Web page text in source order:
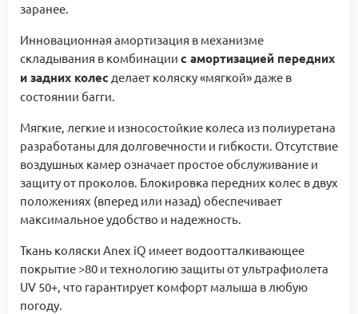
заранее.
Инновационная амортизация в механизме
складывания в комбинации с амортизацией передних
и задних колес делает коляску «мягкой» даже в
состоянии багги.
Мягкие, легкие и износостойкие колеса из полиуретана
разработаны для долговечности и гибкости. Отсутствие
воздушных камер означает простое обслуживание и
защиту от проколов. Блокировка передних колес в двух
положениях (вперед или назад) обеспечивает
максимальное удобство и надежность.
Ткань коляски Anex iQ имеет водоотталкивающее
покрытие >80 и технологию защиты от ультрафиолета
UV 50+, что гарантирует комфорт малыша в любую
погоду.